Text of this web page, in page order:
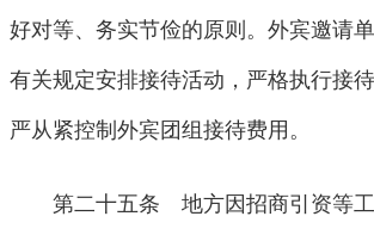
好对等、务实节俭的原则。外宾邀请
有关规定安排接待活动，严格执行接
严从紧控制外宾团组接待费用。
第二十五条 地方因招商引资等工